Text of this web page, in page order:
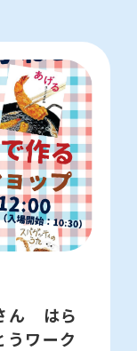
ラザ図書
ん はら
うワーク